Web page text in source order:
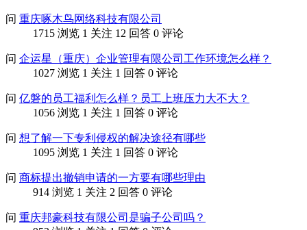
问 重庆啄木鸟网络科技有限公司
1715 浏览 1 关注 12 回答 0 评论
问 企运星（重庆）企业管理有限公司工作环境怎么样？
1027 浏览 1 关注 1 回答 0 评论
问 亿磐的员工福利怎么样？员工上班压力大不大？
1056 浏览 1 关注 1 回答 0 评论
问 想了解一下专利侵权的解决途径有哪些
1095 浏览 1 关注 1 回答 0 评论
问 商标提出撤销申请的一方要有哪些理由
914 浏览 1 关注 2 回答 0 评论
问 重庆邦豪科技有限公司是骗子公司吗？